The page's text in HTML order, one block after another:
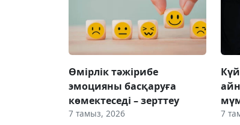
Өмірлік тәжірибе
эмоцияны басқаруға
көмектеседі – зерттеу
7 тамыз, 2026 7